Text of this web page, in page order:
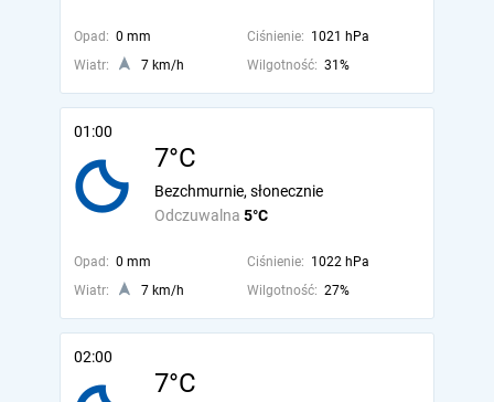
Opad: 0 mm Ciśnienie: 1021 hPa
Wiatr:
7 km/h Wilgotność: 31%
01:00
7°C
Odczuwalna 5°C
Bezchmurnie, słonecznie
Opad: 0 mm Ciśnienie: 1022 hPa
Wiatr:
7 km/h Wilgotność: 27%
02:00
7°C